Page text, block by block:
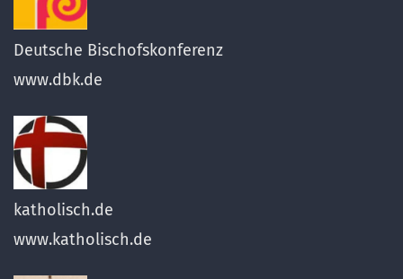
Deutsche Bischofskonferenz
www.dbk.de
katholisch.de
www.katholisch.de